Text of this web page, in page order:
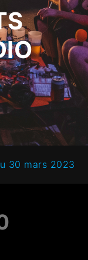
30 mars 2023